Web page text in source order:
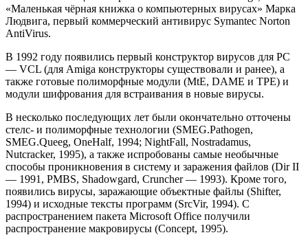
«Маленькая чёрная книжка о компьютерных вирусах» Марка
Людвига, первый коммерческий антивирус Symantec Norton
AntiVirus.
В 1992 году появились первый конструктор вирусов для PC
— VCL (для Amiga конструкторы существовали и ранее), а
также готовые полиморфные модули (MtE, DAME и TPE) и
модули шифрования для встраивания в новые вирусы.
В несколько последующих лет были окончательно отточены
стелс- и полиморфные технологии (SMEG.Pathogen,
SMEG.Queeg, OneHalf, 1994; NightFall, Nostradamus,
Nutcracker, 1995), а также испробованы самые необычные
способы проникновения в систему и заражения файлов (Dir II
— 1991, PMBS, Shadowgard, Cruncher — 1993). Кроме того,
появились вирусы, заражающие объектные файлы (Shifter,
1994) и исходные тексты программ (SrcVir, 1994). С
распространением пакета Microsoft Office получили
распространение макровирусы (Concept, 1995).